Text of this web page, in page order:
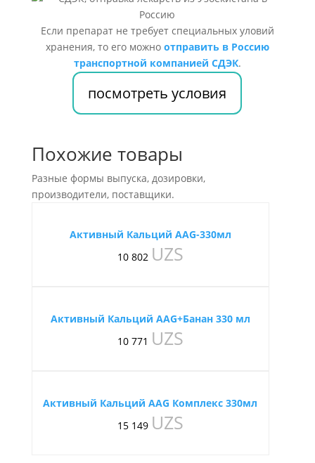
Если препарат не требует специальных уловий
хранения, то его можно отправить в Россию
транспортной компанией СДЭК.
посмотреть условия
Похожие товары
Разные формы выпуска, дозировки,
производители, поставщики.
Активный Кальций AAG-330мл
10 802 UZS
Активный Кальций AAG+Банан 330 мл
10 771 UZS
Активный Кальций AAG Комплекс 330мл
15 149 UZS